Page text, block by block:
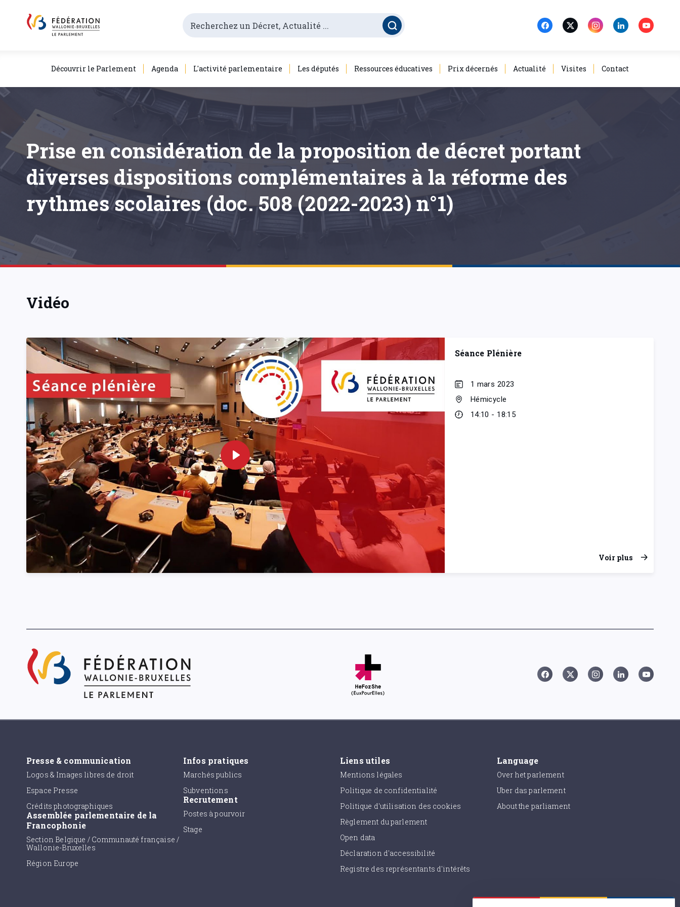
Découvrir le Parlement Agenda L'activité parlementaire Les députés Ressources éducatives Prix décernés Actualité Visites Contact
Prise en considération de la proposition de décret portant
diverses dispositions complémentaires à la réforme des
rythmes scolaires (doc. 508 (2022-2023) n°1)
Vidéo
Séance Plénière
1 mars 2023
Hémicycle
14:10 - 18:15
Voir plus
Presse & communication
Logos & Images libres de droit
Espace Presse
Crédits photographiques
Assemblée parlementaire de la
Francophonie
Section Belgique / Communauté française /
Wallonie-Bruxelles
Région Europe
Infos pratiques
Marchés publics
Subventions
Recrutement
Postes à pourvoir
Stage
Liens utiles
Mentions légales
Politique de confidentialité
Politique d'utilisation des cookies
Règlement du parlement
Open data
Déclaration d'accessibilité
Registre des représentants d'intérêts
Language
Over het parlement
Uber das parlement
About the parliament